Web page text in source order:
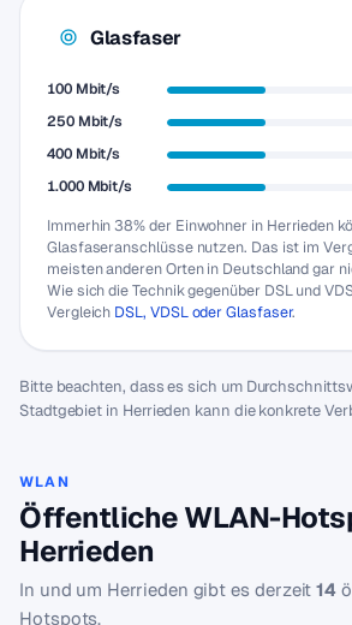
Glasfaser
100 Mbit/s
250 Mbit/s
400 Mbit/s
1.000 Mbit/s
Immerhin 38% der Einwohner in Herrieden
Glasfaseranschlüsse nutzen. Das ist im
meisten anderen Orten in Deutschland gar
Wie sich die Technik gegenüber DSL und
Vergleich DSL, VDSL oder Glasfaser.
Bitte beachten, dass es sich um
Stadtgebiet in Herrieden kann die konkrete
WLAN
Öffentliche WLAN-
Herrieden
In und um Herrieden gibt es derzeit14
Hotspots.